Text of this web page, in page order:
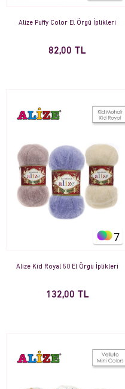
Alize Puffy Color El Örgü İplikleri
82,00 TL
7
Alize Kid Royal 50 El Örgü İplikleri
132,00 TL